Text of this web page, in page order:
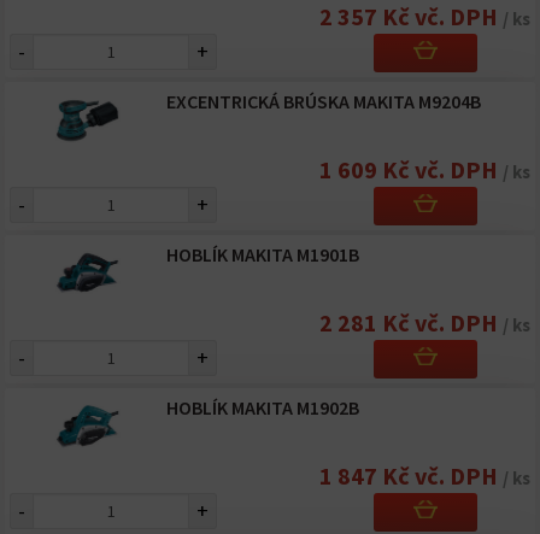
2 357 Kč vč. DPH / ks
- +
EXCENTRICKÁ BRÚSKA MAKITA M9204B
1 609 Kč vč. DPH / ks
- +
HOBLÍK MAKITA M1901B
2 281 Kč vč. DPH / ks
- +
HOBLÍK MAKITA M1902B
1 847 Kč vč. DPH / ks
- +